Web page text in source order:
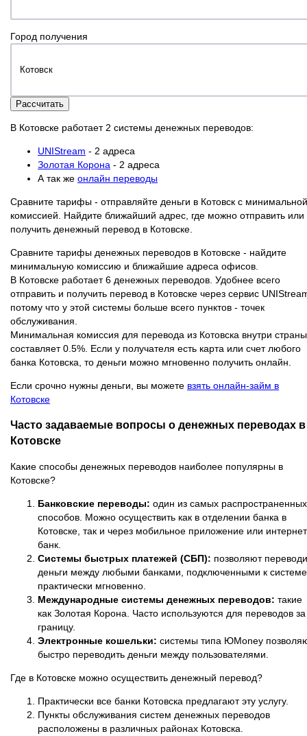
Город получения
Рассчитать
В Котовске работает 2 системы денежных переводов:
UNIStream - 2 адреса
Золотая Корона - 2 адреса
А так же онлайн переводы
Сравните тарифы - отправляйте деньги в Котовск с минимальной
комиссией. Найдите ближайший адрес, где можно отправить или
получить денежный перевод в Котовске.
Сравните тарифы денежных переводов в Котовске - найдите
минимальную комиссию и ближайшие адреса офисов.
В Котовске работает 6 денежных переводов. Удобнее всего
отправить и получить перевод в Котовске через сервис
потому что у этой системы больше всего пунктов - точек
обслуживания.
Минимальная комиссия для перевода из Котовска внутри страны
составляет 0.5%. Если у получателя есть карта или счет любого
банка Котовска, то деньги можно мгновенно получить онлайн.
Если срочно нужны деньги, вы можете взять онлайн-займ в
Котовске
Часто задаваемые вопросы о денежных переводах в
Котовске
Какие способы денежных переводов наиболее популярны в
Котовске?
Банковские переводы: один из самых распространенных
способов. Можно осуществить как в отделении банка в
Котовске, так и через мобильное приложение или
банк.
Системы быстрых платежей (СБП): позволяют
деньги между любыми банками, подключенными к
практически мгновенно.
Международные системы денежных переводов: такие
как Золотая Корона. Часто используются для переводов за
границу.
Электронные кошельки: системы типа ЮMoney
быстро переводить деньги между пользователями.
Где в Котовске можно осуществить денежный перевод?
Практически все банки Котовска предлагают эту услугу.
Пункты обслуживания систем денежных переводов
расположены в различных районах Котовска.